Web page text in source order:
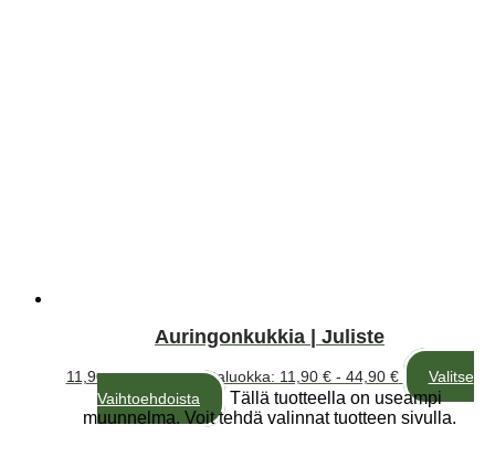
Auringonkukkia | Juliste
11,90€ – 44,90€Hintaluokka: 11,90 € - 44,90 €
Valitse
Vaihtoehdoista
Tällä tuotteella on useampi
muunnelma. Voit tehdä valinnat tuotteen sivulla.